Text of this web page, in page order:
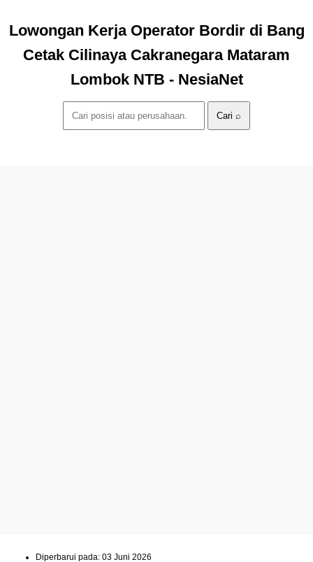
Lowongan Kerja Operator Bordir di Bang
Cetak Cilinaya Cakranegara Mataram
Lombok NTB - NesiaNet
Cari ⌕
Diperbarui pada: 03 Juni 2026